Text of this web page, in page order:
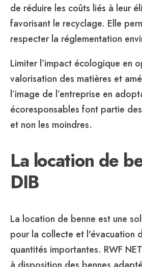
de réduire les coûts liés à leur
favorisant le recyclage. Elle
respecter la réglementation
Limiter l’impact écologique en
valorisation des matières et
l’image de l’entreprise en
écoresponsables font partie
et non les moindres.
La location de
DIB
La location de benne est une
pour la collecte et l'évacuation
quantités importantes. RWF